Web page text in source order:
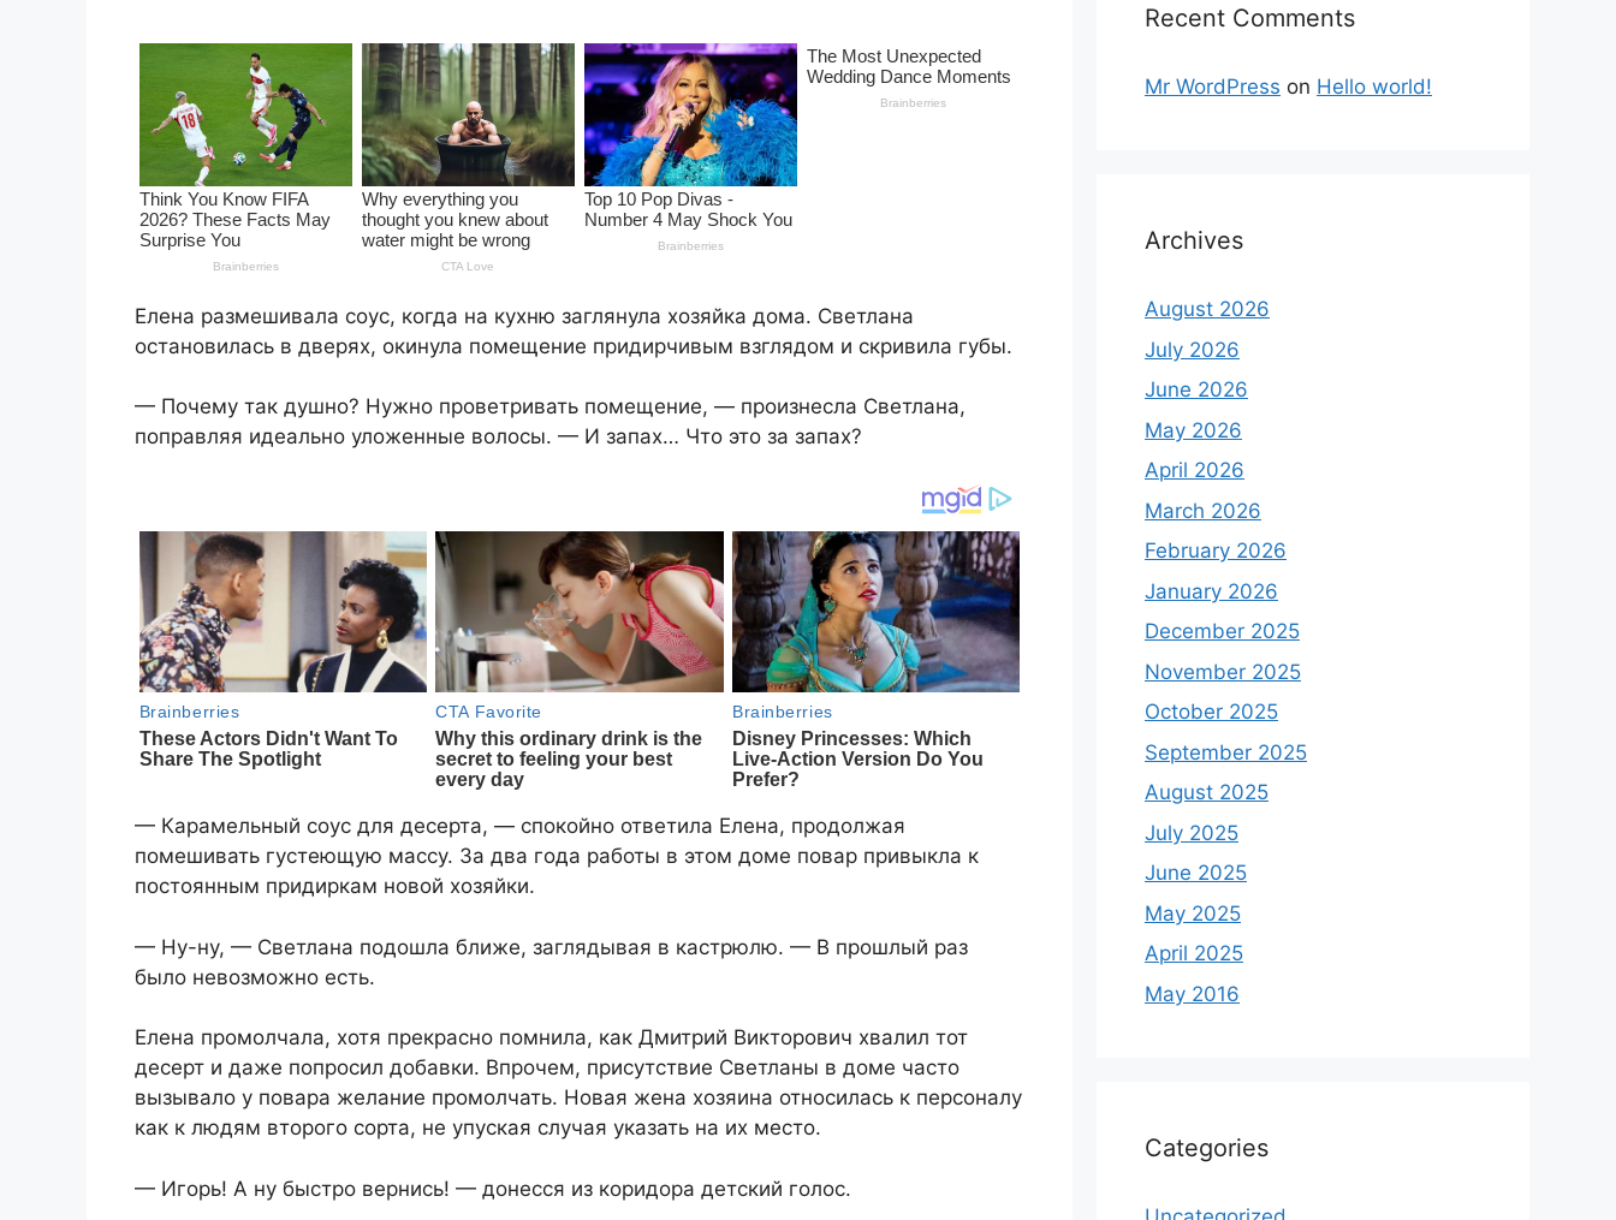
Елена размешивала соус, когда на кухню заглянула хозяйка дома. Светлана
остановилась в дверях, окинула помещение придирчивым взглядом и скривила губы.
— Почему так душно? Нужно проветривать помещение, — произнесла Светлана,
поправляя идеально уложенные волосы. — И запах… Что это за запах?
— Карамельный соус для десерта, — спокойно ответила Елена, продолжая
помешивать густеющую массу. За два года работы в этом доме повар привыкла к
постоянным придиркам новой хозяйки.
— Ну-ну, — Светлана подошла ближе, заглядывая в кастрюлю. — В прошлый раз
было невозможно есть.
Елена промолчала, хотя прекрасно помнила, как Дмитрий Викторович хвалил тот
десерт и даже попросил добавки. Впрочем, присутствие Светланы в доме часто
вызывало у повара желание промолчать. Новая жена хозяина относилась к персоналу
как к людям второго сорта, не упуская случая указать на их место.
— Игорь! А ну быстро вернись! — донесся из коридора детский голос.
Recent Comments
Mr WordPress on Hello world!
Archives
August 2026
July 2026
June 2026
May 2026
April 2026
March 2026
February 2026
January 2026
December 2025
November 2025
October 2025
September 2025
August 2025
July 2025
June 2025
May 2025
April 2025
May 2016
Categories